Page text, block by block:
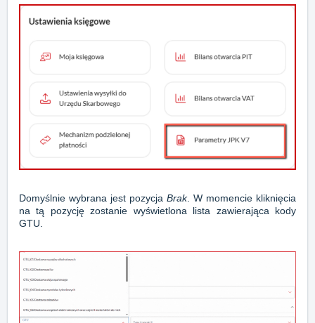
Domyślnie wybrana jest pozycja Brak. W momencie kliknięcia
na tą pozycję zostanie wyświetlona lista zawierająca kody
GTU.